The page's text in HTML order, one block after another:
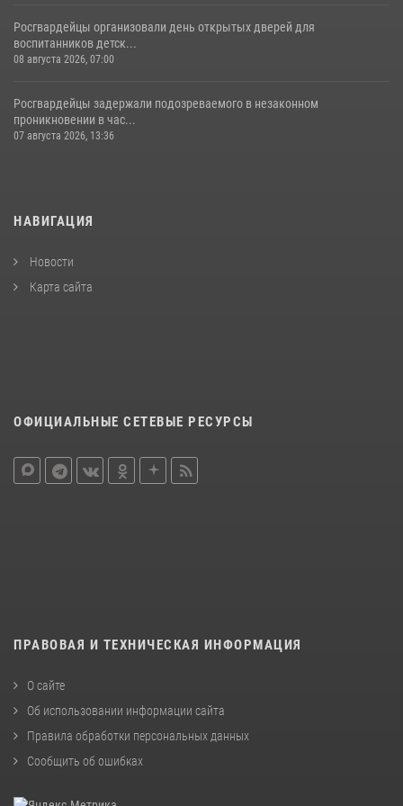
Росгвардейцы организовали день открытых дверей для
воспитанников детск...
08 августа 2026, 07:00
Росгвардейцы задержали подозреваемого в незаконном
проникновении в час...
07 августа 2026, 13:36
НАВИГАЦИЯ
Новости
Карта сайта
ОФИЦИАЛЬНЫЕ СЕТЕВЫЕ РЕСУРСЫ
ПРАВОВАЯ И ТЕХНИЧЕСКАЯ ИНФОРМАЦИЯ
О сайте
Об использовании информации сайта
Правила обработки персональных данных
Сообщить об ошибках